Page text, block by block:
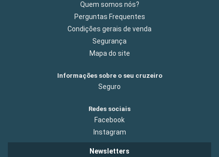
Quem somos nós?
Perguntas Frequentes
Condições gerais de venda
Segurança
Mapa do site
Informações sobre o seu cruzeiro
Seguro
Redes sociais
Facebook
Instagram
Newsletters